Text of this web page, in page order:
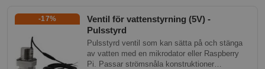
Ventil för vattenstyrning (5V) -
Pulsstyrd
-17%
Pulsstyrd ventil som kan sätta på och stänga
av vatten med en mikrodator eller Raspberry
Pi. Passar strömsnåla konstruktioner